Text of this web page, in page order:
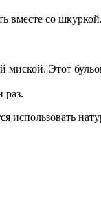
вместе со шкуркой.
Этот
раз.
использовать